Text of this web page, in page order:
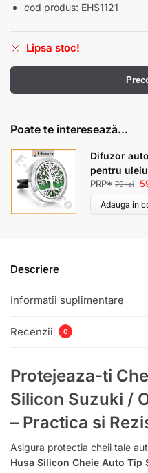
cod produs: EHS1121
Lipsa stoc!
Poate te interesează...
Difuzor
pentru
PRP* 79lei
Adauga in
Descriere
Informatii suplimentare
Recenzii 0
Protejeaza-ti
Silicon Suzuki /
– Practica si
Asigura protectia cheii tale
Husa Silicon Cheie Auto Tip